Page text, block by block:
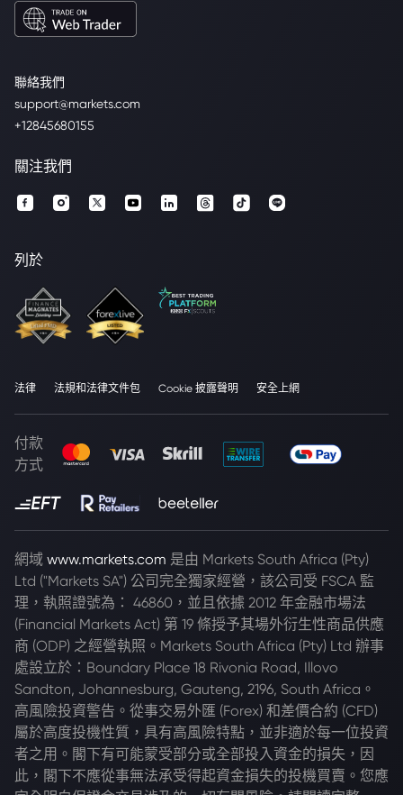
聯絡我們
support@markets.com
+12845680155
關注我們
列於
法律 法規和法律文件包 Cookie 披露聲明 安全上網
付款
方式
網域 www.markets.com 是由 Markets South Africa (Pty)
Ltd ("Markets SA") 公司完全獨家經營，該公司受 FSCA 監
理，執照證號為： 46860，並且依據 2012 年金融市場法
(Financial Markets Act) 第 19 條授予其場外衍生性商品供應
商 (ODP) 之經營執照。Markets South Africa (Pty) Ltd 辦事
處設立於：Boundary Place 18 Rivonia Road, Illovo
Sandton, Johannesburg, Gauteng, 2196, South Africa。
高風險投資警告。從事交易外匯 (Forex) 和差價合約 (CFD)
屬於高度投機性質，具有高風險特點，並非適於每一位投資
者之用。閣下有可能蒙受部分或全部投入資金的損失，因
此，閣下不應從事無法承受得起資金損失的投機買賣。您應